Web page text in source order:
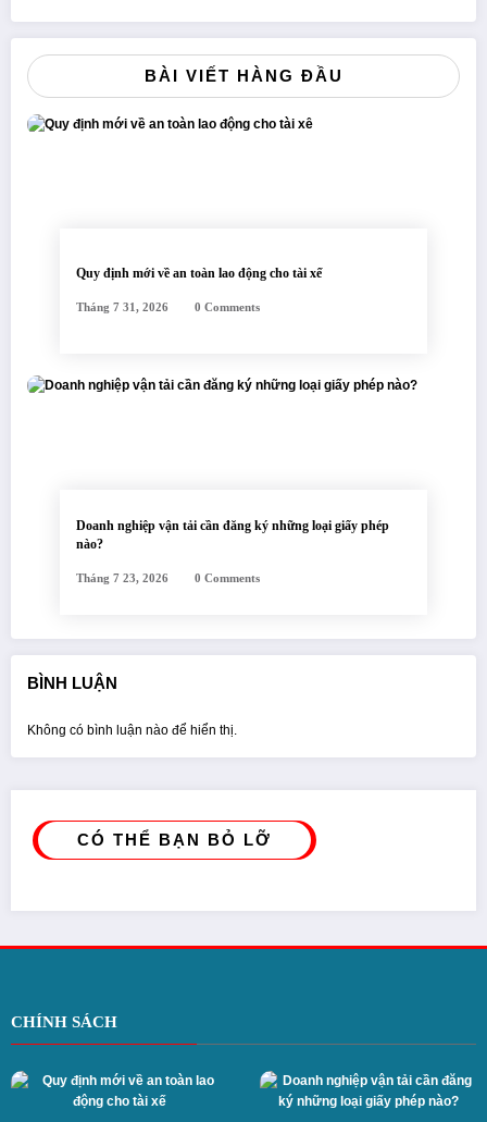
BÀI VIẾT HÀNG ĐẦU
Quy định mới về an toàn lao động cho tài xế
Tháng 7 31, 2026 0 Comments
Doanh nghiệp vận tải cần đăng ký những loại giấy phép
nào?
Tháng 7 23, 2026 0 Comments
BÌNH LUẬN
Không có bình luận nào để hiển thị.
CÓ THỂ BẠN BỎ LỠ
CHÍNH SÁCH